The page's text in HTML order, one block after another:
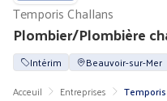
Plombier/Plombière
Temporis Challans
Intérim Beauvoir-sur-Mer
Acceuil
Entreprises